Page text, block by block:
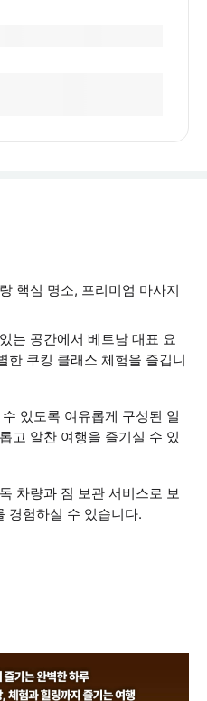
핵심 명소, 프리미엄 마사지
는 공간에서 베트남 대표 요
한 쿠킹 클래스 체험을 즐깁니
있도록 여유롭게 구성된 일
고 알찬 여행을 즐기실 수 있
차량과 짐 보관 서비스로 보
경험하실 수 있습니다.